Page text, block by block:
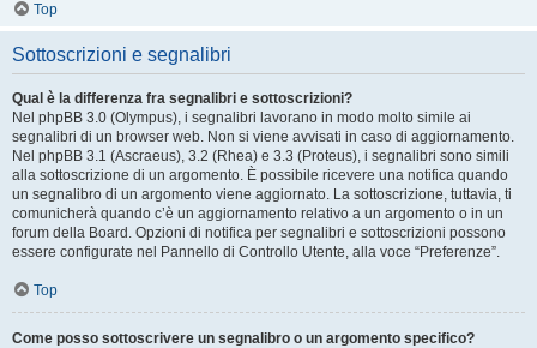
Top
Sottoscrizioni e segnalibri
Qual è la differenza fra segnalibri e sottoscrizioni?
Nel phpBB 3.0 (Olympus), i segnalibri lavorano in modo molto simile ai
segnalibri di un browser web. Non si viene avvisati in caso di aggiornamento.
Nel phpBB 3.1 (Ascraeus), 3.2 (Rhea) e 3.3 (Proteus), i segnalibri sono simili
alla sottoscrizione di un argomento. È possibile ricevere una notifica quando
un segnalibro di un argomento viene aggiornato. La sottoscrizione, tuttavia, ti
comunicherà quando c’è un aggiornamento relativo a un argomento o in un
forum della Board. Opzioni di notifica per segnalibri e sottoscrizioni possono
essere configurate nel Pannello di Controllo Utente, alla voce “Preferenze”.
Top
Come posso sottoscrivere un segnalibro o un argomento specifico?